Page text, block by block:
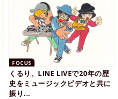
FOCUS
くるり、LINE LIVEで20年の歴
史をミュージックビデオと共に
振り...